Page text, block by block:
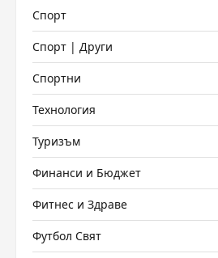
Спорт
Спорт | Други
Спортни
Технология
Туризъм
Финанси и Бюджет
Фитнес и Здраве
Футбол Свят